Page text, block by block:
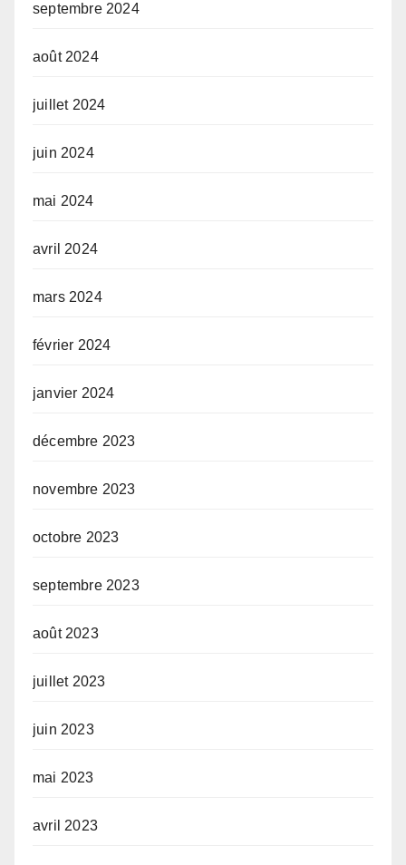
septembre 2024
août 2024
juillet 2024
juin 2024
mai 2024
avril 2024
mars 2024
février 2024
janvier 2024
décembre 2023
novembre 2023
octobre 2023
septembre 2023
août 2023
juillet 2023
juin 2023
mai 2023
avril 2023